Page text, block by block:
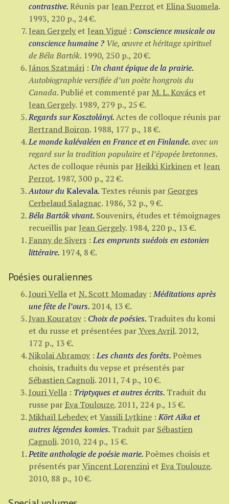
contrastive.Réunis parJean Perrot et Elina Suomela.
1993, 220 p., 24 €.
Jean Gergely et Jean Vigué : Conscience musicale ou
conscience humaine ? Vie, œuvre et héritage spirituel
de Béla Bartók. 1990, 250 p., 20 €.
János Szatmári : Un chant épique de la prairie.
Autobiographie versifiée d’un poète hongrois du
Canada.Publié et commenté par M. L. Kovács et
Jean Gergely. 1989, 279 p., 25 €.
Regards sur Kosztolányi.Actes de colloque réunis par
Bertrand Boiron. 1988, 177 p., 18 €.
Le monde kalévaléen en France et en Finlande.avec un
regard sur la tradition populaire et l’épopée bretonnes.
Actes de colloque réunis parHeikki Kirkinen et Jean
Perrot. 1987, 300 p., 22 €.
Autour du Kalevala. Textes réunis par Georges
Cerbelaud Salagnac. 1986, 32 p., 9 €.
Béla Bartók vivant. Souvenirs, études et témoignages
recueillis parJean Gergely. 1984, 220 p., 13 €.
Fanny de Sivers :Les emprunts suédois en estonien
littéraire. 1974, 8 €.
Poésies ouraliennes
Iouri Vella et N. Scott Momaday :Méditations après
une fête de l’ours. 2014, 13 €.
Ivan Kouratov : Choix de poésies. Traduites du komi
et du russe et présentées parYves Avril. 2012,
172 p., 13 €.
Nikolai Abramov :Les chants des forêts.Poèmes
choisis, traduits du vepse et présentés par
Sébastien Cagnoli. 2011, 74 p., 10 €.
Iouri Vella : Triptyques et autres écrits. Traduit du
russe parEva Toulouze. 2011, 224 p., 15 €.
Mikhaïl Lebedev et Vassili Lytkine :Kört Aïka et
autres légendes komies. Traduit par Sébastien
Cagnoli. 2010, 224 p., 15 €.
Petite anthologie de poésie marie.Poèmes choisis et
présentés parVincent Lorenzini et Eva Toulouze.
2010, 88 p., 10 €.